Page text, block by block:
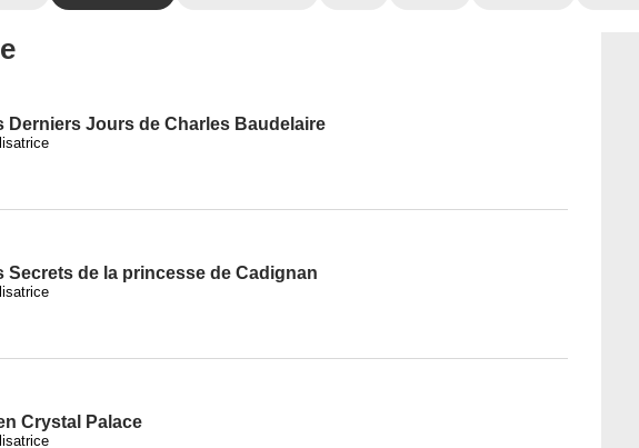
Derniers Jours de Charles Baudelaire
Secrets de la princesse de Cadignan
Crystal Palace